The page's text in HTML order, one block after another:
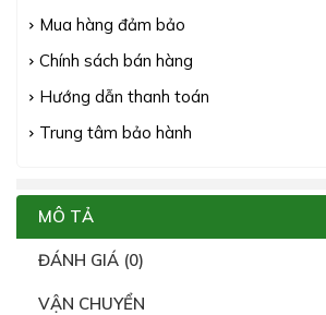
Mua hàng đảm bảo
Chính sách bán hàng
Hướng dẫn thanh toán
Trung tâm bảo hành
MÔ TẢ
ĐÁNH GIÁ (0)
VẬN CHUYỂN